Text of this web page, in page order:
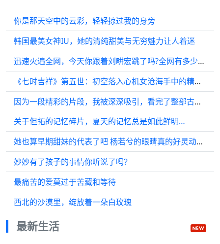
你是那天空中的云彩，轻轻掠过我的身旁
韩国最美女神IU，她的清纯甜美与无穷魅力让人着迷
迅速火遍全网，今天你跟着刘畊宏跳了吗?全网有多少刘畊宏女?燃脂爆汗 ?
《七时吉祥》第五世：初空落入心机女沧海手中的精彩片段…
因为一段精彩的片段，我被深深吸引，看完了整部古装剧
关于但拓的记忆碎片，夏天的记忆总是如此鲜明…
她也算早期甜妹的代表了吧 杨若兮的眼睛真的好灵动，小时候很喜欢她…
妙妙有了孩子的事情你听说了吗？
最痛苦的爱莫过于苦藏和等待
西北的沙漠里，绽放着一朵白玫瑰
最新生活